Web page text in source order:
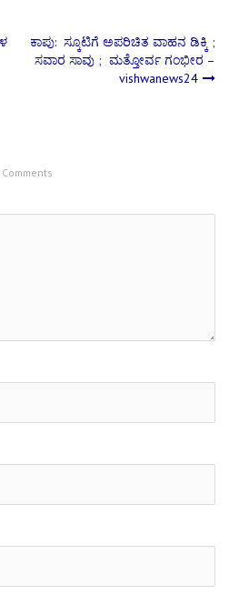
ಕಾಪು: ಸ್ಕೂಟಿಗೆ ಅಪರಿಚಿತ ವಾಹನ ಡಿಕ್ಕಿ ;
ಸವಾರ ಸಾವು ; ಮತ್ತೋರ್ವ ಗಂಭೀರ –
vishwanews24